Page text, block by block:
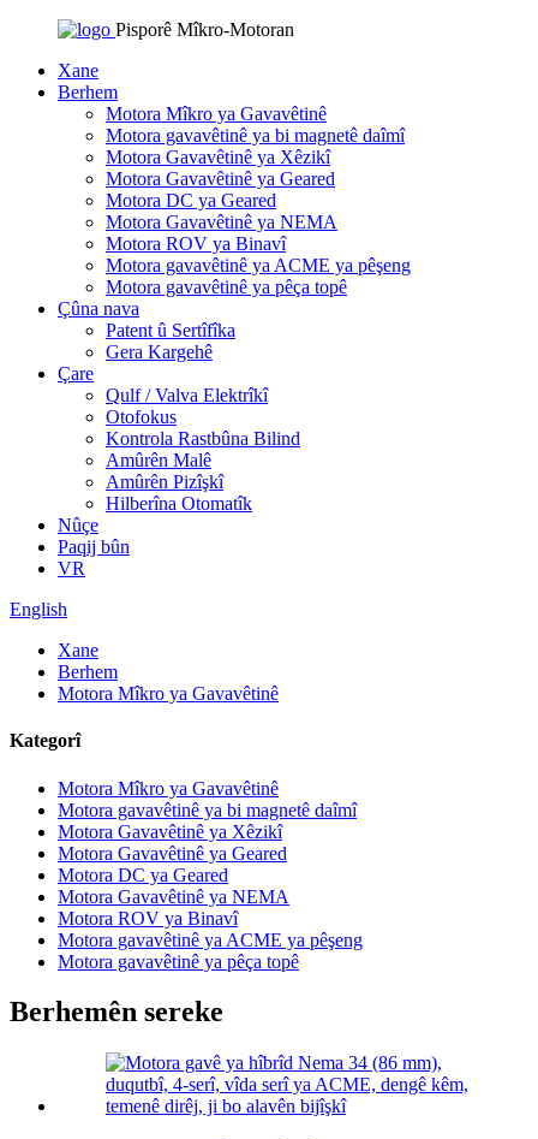
Pisporê Mîkro-Motoran
Xane
Berhem
Motora Mîkro ya Gavavêtinê
Motora gavavêtinê ya bi magnetê daîmî
Motora Gavavêtinê ya Xêzikî
Motora Gavavêtinê ya Geared
Motora DC ya Geared
Motora Gavavêtinê ya NEMA
Motora ROV ya Binavî
Motora gavavêtinê ya ACME ya pêşeng
Motora gavavêtinê ya pêça topê
Çûna nava
Patent û Sertîfîka
Gera Kargehê
Çare
Qulf / Valva Elektrîkî
Otofokus
Kontrola Rastbûna Bilind
Amûrên Malê
Amûrên Pizîşkî
Hilberîna Otomatîk
Nûçe
Paqij bûn
VR
English
Xane
Berhem
Motora Mîkro ya Gavavêtinê
Kategorî
Motora Mîkro ya Gavavêtinê
Motora gavavêtinê ya bi magnetê daîmî
Motora Gavavêtinê ya Xêzikî
Motora Gavavêtinê ya Geared
Motora DC ya Geared
Motora Gavavêtinê ya NEMA
Motora ROV ya Binavî
Motora gavavêtinê ya ACME ya pêşeng
Motora gavavêtinê ya pêça topê
Berhemên sereke